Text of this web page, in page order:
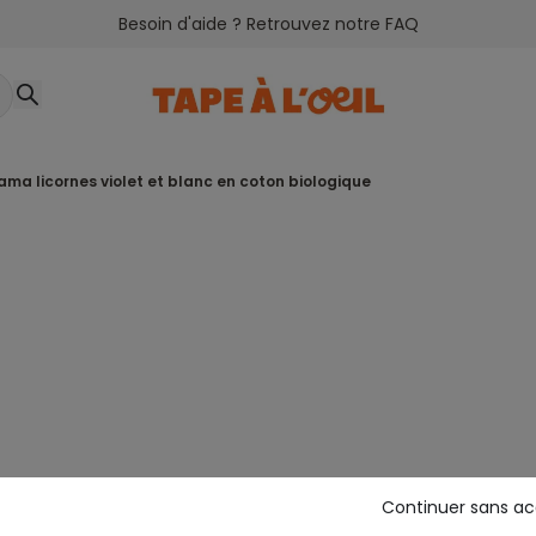
Besoin d'aide ? Retrouvez notre FAQ
licornes violet et blanc en coton biologique
Continuer sans